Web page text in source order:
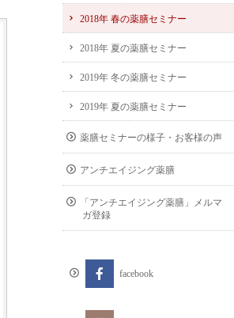
2018年 春の薬膳セミナー
2018年 夏の薬膳セミナー
2019年 冬の薬膳セミナー
2019年 夏の薬膳セミナー
薬膳セミナーの様子・お客様の声
アンチエイジング薬膳
「アンチエイジング薬膳」メルマ
ガ登録
facebook